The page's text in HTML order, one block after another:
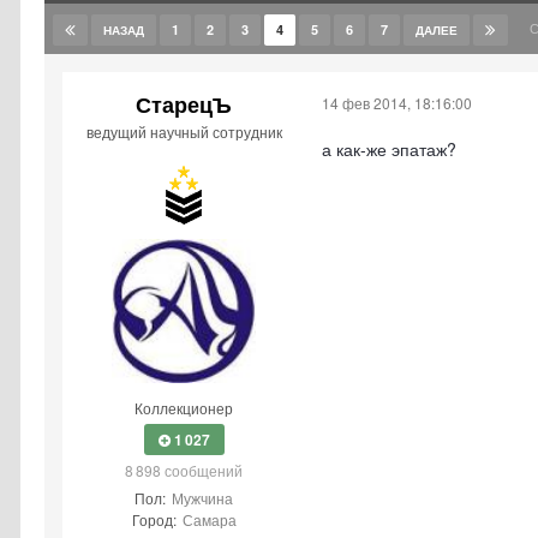
НАЗАД 1 2 3 4 5 6 7 ДАЛЕЕ
СтарецЪ
ведущий научный сотрудник
Коллекционер
1 027
8 898 сообщений
Пол: Мужчина
Город: Самара
14 фев 2014, 18:16:00
а как-же эпатаж?